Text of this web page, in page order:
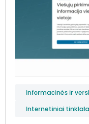
Informacinės ir
Internetiniai